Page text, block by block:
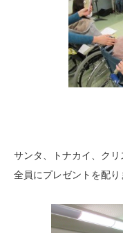
サンタ、トナカイ、ク
全員にプレゼントを配り